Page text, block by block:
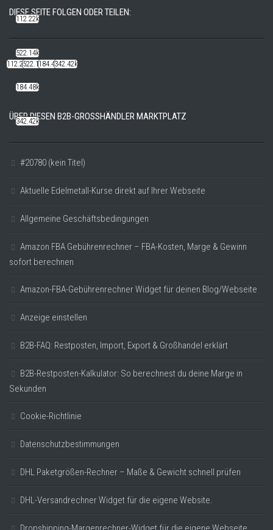
DIESE SEITE FOLGEN ODER TEILEN:
112.22k522.14k184.48k342.42k
ÜBER DIESEN B2B-GROSSHÄNDLER MARKTPLATZ
#20780 (kein Titel)
Aktuelle Edelmetall-Kurse direkt auf Ihrer Webseite
Allgemeine Geschäftsbedingungen
Amazon FBA Gebührenrechner – FBA-Kosten, Marge & Gewinn
sofort berechnen
Amazon-FBA-Gebührenrechner Widget für deinen Blog/Webseite
Anzeige einstellen
B2B-FAQ: Restposten, Import, Export & Großhandel erklärt
B2B-Restposten-Kalkulator: So berechnest du deine Marge in
Sekunden
Cookie-Richtlinie
Datenschutzbestimmungen
DHL Paketgrößen-Rechner – Maße & Gewicht schnell prüfen
DHL-Versandrechner Widget für die eigene Website.
112.22k
522.14k
184.48k
342.42k